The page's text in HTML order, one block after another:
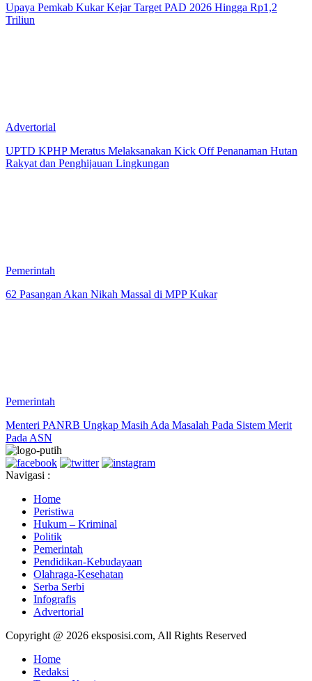
Upaya Pemkab Kukar Kejar Target PAD 2026 Hingga Rp1,2
Triliun
Advertorial
UPTD KPHP Meratus Melaksanakan Kick Off Penanaman Hutan
Rakyat dan Penghijauan Lingkungan
Pemerintah
62 Pasangan Akan Nikah Massal di MPP Kukar
Pemerintah
Menteri PANRB Ungkap Masih Ada Masalah Pada Sistem Merit
Pada ASN
Navigasi :
Home
Peristiwa
Hukum – Kriminal
Politik
Pemerintah
Pendidikan-Kebudayaan
Olahraga-Kesehatan
Serba Serbi
Infografis
Advertorial
Copyright @ 2026 eksposisi.com, All Rights Reserved
Home
Redaksi